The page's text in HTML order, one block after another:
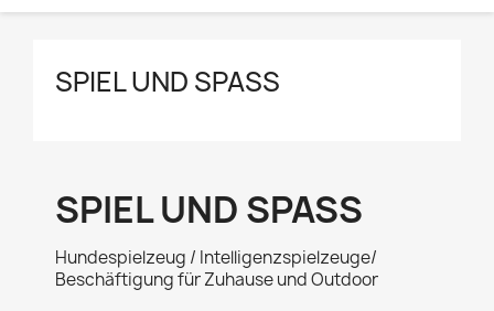
SPIEL UND SPASS
SPIEL UND SPASS
Hundespielzeug / Intelligenzspielzeuge/
Beschäftigung für Zuhause und Outdoor